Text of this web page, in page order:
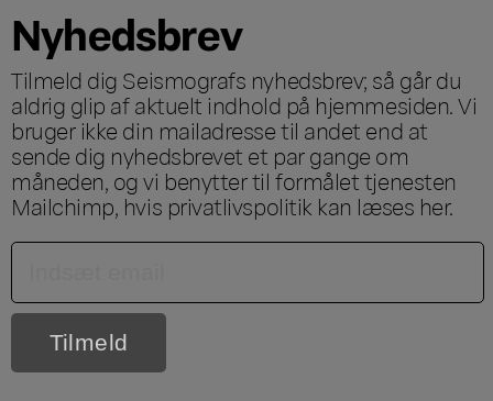
Nyhedsbrev
Tilmeld dig Seismografs nyhedsbrev; så går du
aldrig glip af aktuelt indhold på hjemmesiden. Vi
bruger ikke din mailadresse til andet end at
sende dig nyhedsbrevet et par gange om
måneden, og vi benytter til formålet tjenesten
Mailchimp, hvis privatlivspolitik kan læses her.